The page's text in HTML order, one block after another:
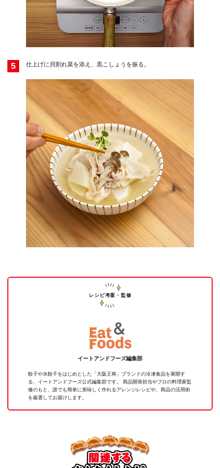
5 仕上げに貝割れ菜を添え、黒こしょうを振る。
レシピ考案・監修
イートアンドフーズ編集部
餃子や水餃子をはじめとした「大阪王将」ブランドの冷凍食品を展開す
る、イートアンドフーズ公式編集部です。 商品開発担当やプロの料理家監
修のもと、誰でも簡単に美味しく作れるアレンジレシピや、商品の活用術
を厳選してお届けします。